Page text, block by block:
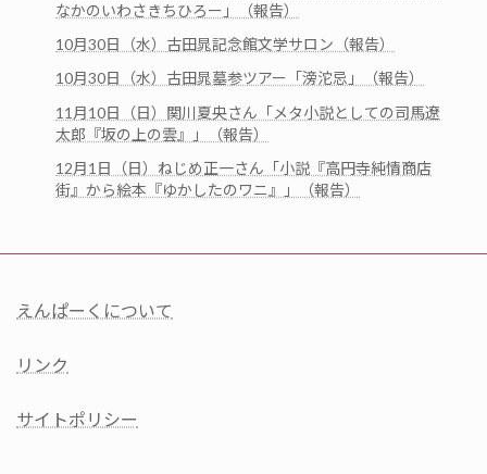
なかのいわさきちひろー」（報告）
10月30日（水）古田晁記念館文学サロン（報告）
10月30日（水）古田晁墓参ツアー「滂沱忌」（報告）
11月10日（日）関川夏央さん「メタ小説としての司馬遼
太郎『坂の上の雲』」（報告）
12月1日（日）ねじめ正一さん「小説『高円寺純情商店
街』から絵本『ゆかしたのワニ』」（報告）
えんぱーくについて
リンク
サイトポリシー